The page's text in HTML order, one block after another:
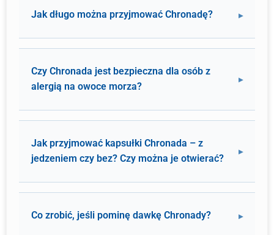
Jak długo można przyjmować Chronadę?
Czy Chronada jest bezpieczna dla osób z
alergią na owoce morza?
Jak przyjmować kapsułki Chronada – z
jedzeniem czy bez? Czy można je otwierać?
Co zrobić, jeśli pominę dawkę Chronady?